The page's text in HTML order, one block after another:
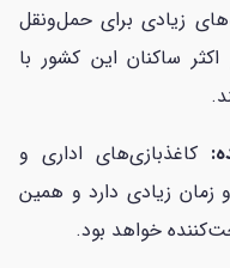
زیادی برای حمل‌ونقل
ساکنان این کشور با
کاغذبازی‌های اداری و
زمان زیادی دارد و همین
خواهد بود.